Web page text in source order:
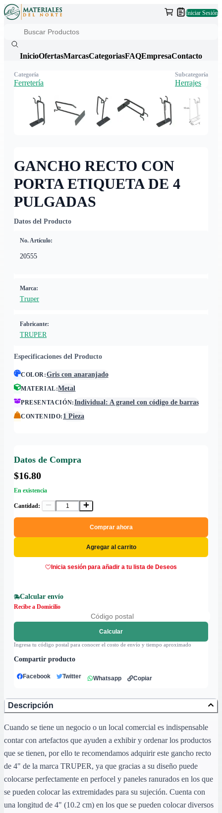
Iniciar Sesión
InicioOfertasMarcasCategoriasFAQEmpresaContacto
GANCHO RECTO CON
PORTA ETIQUETA DE 4
PULGADAS
Datos del Producto
No. Artículo:
20555
Marca:
Truper
Fabricante:
TRUPER
Especificaciones del Producto
COLOR:Gris con anaranjado
MATERIAL:Metal
PRESENTACIÓN:Individual: A granel con código de barras
CONTENIDO: 1 Pieza
Datos de Compra
$16.80
En existencia
Cantidad:
Comprar ahora
Agregar al carrito
Inicia sesión para añadir a tu lista de Deseos
Calcular envío
Recibe a Domicilio
Calcular
Ingresa tu código postal para conocer el costo de envío y tiempo aproximado
Compartir producto
Facebook Twitter Whatsapp Copiar
Categoría
Ferretería
Subcategoría
Herrajes
Descripción
Cuando se tiene un negocio o un local comercial es indispensable
contar con artefactos que ayuden a exhibir y ordenar los productos
que se tienen, por ello te recomendamos adquirir este gancho recto
de 4" de la marca TRUPER, ya que gracias a su diseño puede
colocarse perfectamente en perfocel y paneles ranurados en los que
se pueden colocar las extremidades para su sujeción. Cuenta con
una longitud de 4" (10.2 cm) en los que se pueden colocar diversos